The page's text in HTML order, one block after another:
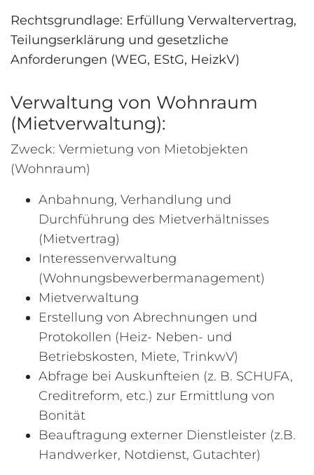
Rechtsgrundlage: Erfüllung Verwaltervertrag,
Teilungserklärung und gesetzliche
Anforderungen (WEG, EStG, HeizkV)
Verwaltung von Wohnraum
(Mietverwaltung):
Zweck: Vermietung von Mietobjekten
(Wohnraum)
Anbahnung, Verhandlung und
Durchführung des Mietverhältnisses
(Mietvertrag)
Interessenverwaltung
(Wohnungsbewerbermanagement)
Mietverwaltung
Erstellung von Abrechnungen und
Protokollen (Heiz- Neben- und
Betriebskosten, Miete, TrinkwV)
Abfrage bei Auskunfteien (z. B. SCHUFA,
Creditreform, etc.) zur Ermittlung von
Bonität
Beauftragung externer Dienstleister (z.B.
Handwerker, Notdienst, Gutachter)